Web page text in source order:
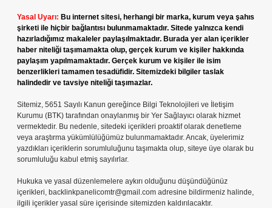
Yasal Uyarı: Bu internet sitesi, herhangi bir marka, kurum veya şahıs
şirketi ile hiçbir bağlantısı bulunmamaktadır. Sitede yalnızca kendi
hazırladığımız makaleler paylaşılmaktadır. Burada yer alan içerikler
haber niteliği taşımamakta olup, gerçek kurum ve kişiler hakkında
paylaşım yapılmamaktadır. Gerçek kurum ve kişiler ile isim
benzerlikleri tamamen tesadüfidir. Sitemizdeki bilgiler taslak
halindedir ve tavsiye niteliği taşımazlar.
Sitemiz, 5651 Sayılı Kanun gereğince Bilgi Teknolojileri ve İletişim
Kurumu (BTK) tarafından onaylanmış bir Yer Sağlayıcı olarak hizmet
vermektedir. Bu nedenle, sitedeki içerikleri proaktif olarak denetleme
veya araştırma yükümlülüğümüz bulunmamaktadır. Ancak, üyelerimiz
yazdıkları içeriklerin sorumluluğunu taşımakta olup, siteye üye olarak bu
sorumluluğu kabul etmiş sayılırlar.
Hukuka ve yasal düzenlemelere aykırı olduğunu düşündüğünüz
içerikleri, backlinkpanelicomtr@gmail.com adresine bildirmeniz halinde,
ilgili içerikler yasal süre içerisinde sitemizden kaldırılacaktır.